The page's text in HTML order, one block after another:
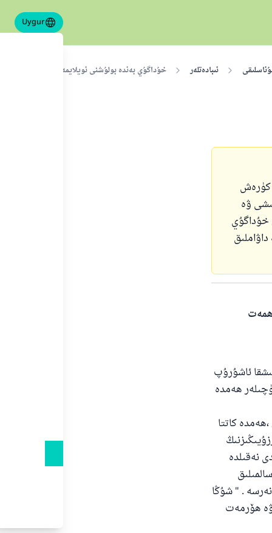
Uygur
ئىبادەتلەر خۇداگۇي بەندە بولۇشنى ئويلايمەن ...ئون كۆرسەتمە
كۈرەش
ۋە
خۇداگۇي
ئاشۇرۇپ
ھەمدە
كاتتا
نەقىلدە
. " شۇڭا
ۋە ھۆرمەت